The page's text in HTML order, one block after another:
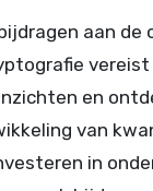
aan de
vereist
en
van
in